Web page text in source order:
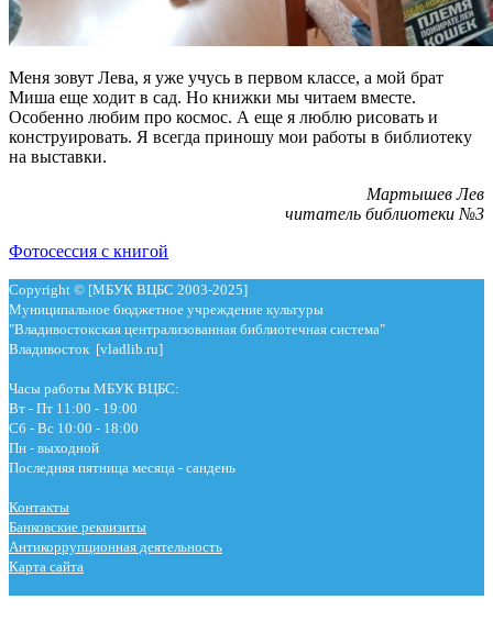
Меня зовут Лева, я уже учусь в первом классе, а мой брат
Миша еще ходит в сад. Но книжки мы читаем вместе.
Особенно любим про космос. А еще я люблю рисовать и
конструировать. Я всегда приношу мои работы в библиотеку
на выставки.
Мартышев Лев
читатель библиотеки №3
Фотосессия с книгой
Copyright © [МБУК ВЦБС 2003-2025]
Муниципальное бюджетное учреждение культуры
"Владивостокская централизованная библиотечная система"
Владивосток [vladlib.ru]
Часы работы МБУК ВЦБС:
Вт - Пт 11:00 - 19:00
Сб - Вс 10:00 - 18:00
Пн - выходной
Последняя пятница месяца - сандень
Контакты
Банковские реквизиты
Антикоррупционная деятельность
Карта сайта